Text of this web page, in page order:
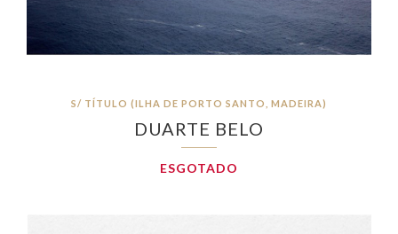
S/ TÍTULO (ILHA DE PORTO SANTO, MADEIRA)
DUARTE BELO
ESGOTADO